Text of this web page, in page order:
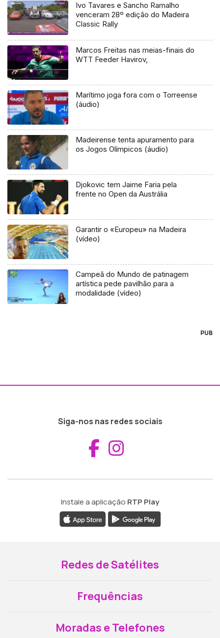
Ivo Tavares e Sancho Ramalho
venceram 28º edição do Madeira
Classic Rally
Marcos Freitas nas meias-finais do
WTT Feeder Havirov,
Marítimo joga fora com o Torreense
(áudio)
Madeirense tenta apuramento para
os Jogos Olímpicos (áudio)
Djokovic tem Jaime Faria pela
frente no Open da Austrália
Garantir o «Europeu» na Madeira
(vídeo)
Campeã do Mundo de patinagem
artística pede pavilhão para a
modalidade (vídeo)
PUB
Siga-nos nas redes sociais
Aceder ao
Instale a aplicação RTP Play
Redes de Satélites
Frequências
Moradas e Telefones